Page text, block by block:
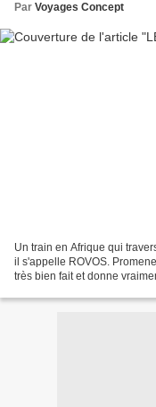
Par Voyages Concept
Un train en Afrique qui
il s'appelle ROVOS.
très bien fait et donne